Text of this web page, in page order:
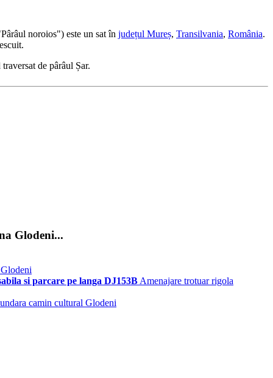
noroios") este un sat în județul Mureș, Transilvania, România.
de pârâul Șar.
Glodeni...
si parcare pe langa DJ153B Amenajare trotuar rigola
camin cultural Glodeni